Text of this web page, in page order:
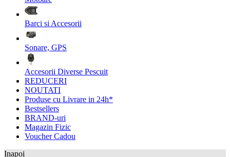
Barci si Accesorii
Sonare, GPS
Accesorii Diverse Pescuit
REDUCERI
NOUTATI
Produse cu Livrare in 24h*
Bestsellers
BRAND-uri
Magazin Fizic
Voucher Cadou
Inapoi